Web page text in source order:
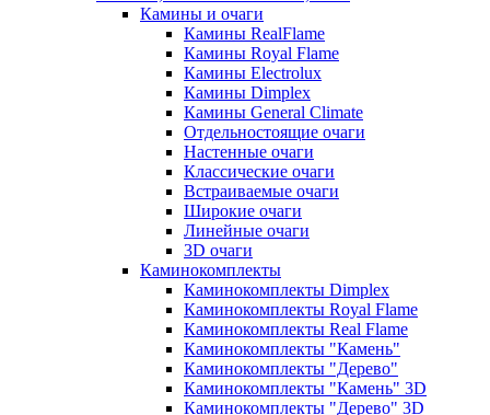
Камины и очаги
Камины RealFlame
Камины Royal Flame
Камины Electrolux
Камины Dimplex
Камины General Climate
Отдельностоящие очаги
Настенные очаги
Классические очаги
Встраиваемые очаги
Широкие очаги
Линейные очаги
3D очаги
Каминокомплекты
Каминокомплекты Dimplex
Каминокомплекты Royal Flame
Каминокомплекты Real Flame
Каминокомплекты "Камень"
Каминокомплекты "Дерево"
Каминокомплекты "Камень" 3D
Каминокомплекты "Дерево" 3D